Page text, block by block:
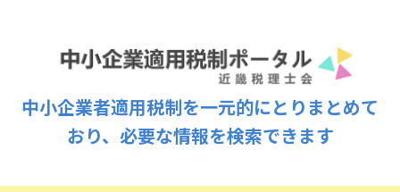
中小企業者適用税制を一元的にとりまとめて
おり、必要な情報を検索できます